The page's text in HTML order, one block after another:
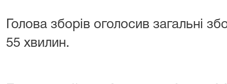
Голова зборів оголосив загальні
55 хвилин.